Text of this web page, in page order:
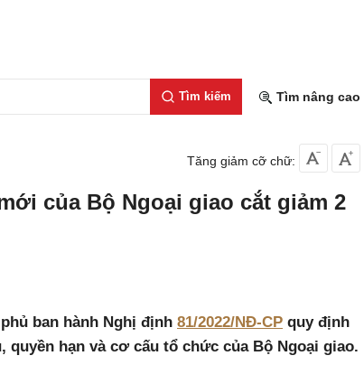
Tìm kiếm Tìm nâng cao
Tăng giảm cỡ chữ:
của Bộ Ngoại giao cắt giảm 2
ban hành Nghị định 81/2022/NĐ-CP quy định
quyền hạn và cơ cấu tổ chức của Bộ Ngoại giao.